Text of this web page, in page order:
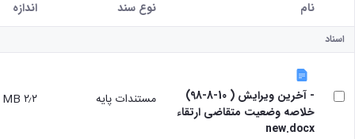
کاربر انتخاب شده
نام نوع سند اندازه
اسناد
- آخرین ویرایش ( 10-8-98)
خلاصه وضعیت متقاضی ارتقاء
new.docx
مستندات پایه ۲٫۲ MB